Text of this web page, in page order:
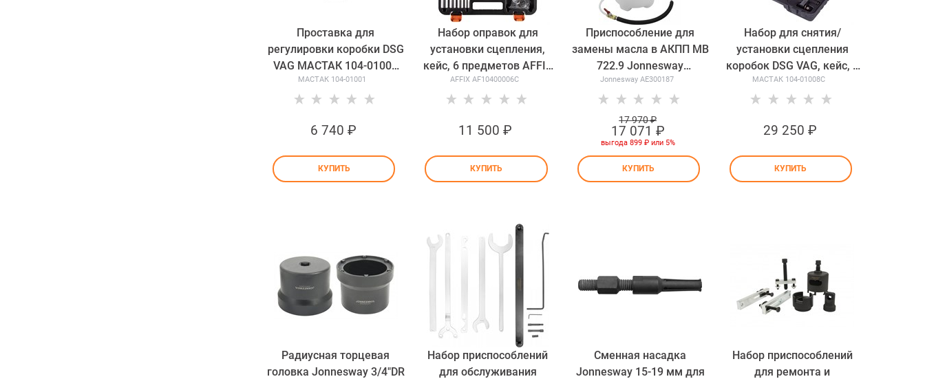
Проставка для
регулировки коробки DSG
VAG МАСТАК 104-01001
104-01001
МАСТАК 104-01001
6 740 ₽
КУПИТЬ
Набор оправок для
установки сцепления,
кейс, 6 предметов AFFIX
AF10400006C
AF10400006C
AFFIX AF10400006C
11 500 ₽
КУПИТЬ
Приспособление для
замены масла в АКПП МВ
722.9 Jonnesway
AE300187
Jonnesway AE300187
17 970 ₽
17 071 ₽
выгода 899 ₽или 5%
КУПИТЬ
Набор для снятия/
установки сцепления
коробок DSG VAG, кейс, 8
предметов МАСТАК 104-
01008C 104-01008C
МАСТАК 104-01008C
29 250 ₽
КУПИТЬ
Радиусная торцевая
головка Jonnesway 3/4"DR
Набор приспособлений
для обслуживания
Сменная насадка
Jonnesway 15-19 мм для
Набор приспособлений
для ремонта и